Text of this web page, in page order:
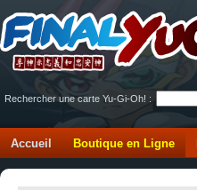
Rechercher une carte Yu-Gi-Oh! :
Accueil Boutique en Ligne